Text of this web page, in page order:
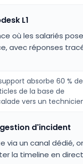
L1
où les salariés
avec réponses
absorbe 60 %
de la base de
vers un
d'incident
via un canal dédié,
la timeline en